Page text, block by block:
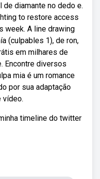
de diamante no dedo e.
to restore access
week. A line drawing
(culpables 1), de ron,
em milhares de
Encontre diversos
mia é um romance
por sua adaptação
vídeo.
timeline do twitter